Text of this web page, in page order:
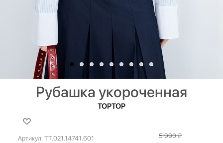
Рубашка укороченная
TOPTOP
Артикул: TT.021.14741.601 5 990₽